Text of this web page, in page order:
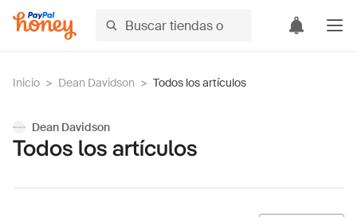
Inicio > Dean Davidson > Todos los artículos
Dean Davidson
Todos los artículos